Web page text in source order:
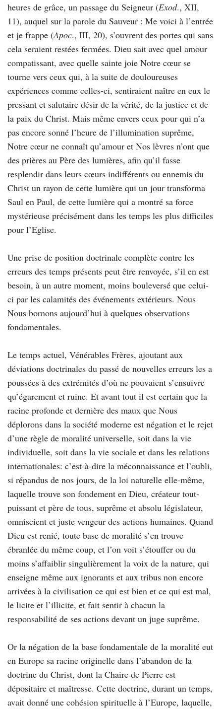
heures de grâce, un passage du Seigneur (Exod., XII,
11), auquel sur la parole du Sauveur : Me voici à l’entrée
et je frappe (Apoc., III, 20), s’ouvrent des portes qui sans
cela seraient restées fermées. Dieu sait avec quel amour
compatissant, avec quelle sainte joie Notre cœur se
tourne vers ceux qui, à la suite de douloureuses
expériences comme celles-ci, sentiraient naître en eux le
pressant et salutaire désir de la vérité, de la justice et de
la paix du Christ. Mais même envers ceux pour qui n’a
pas encore sonné l’heure de l’illumination suprême,
Notre cœur ne connaît qu’amour et Nos lèvres n’ont que
des prières au Père des lumières, afin qu’il fasse
resplendir dans leurs cœurs indifférents ou ennemis du
Christ un rayon de cette lumière qui un jour transforma
Saul en Paul, de cette lumière qui a montré sa force
mystérieuse précisément dans les temps les plus difficiles
pour l’Eglise.
Une prise de position doctrinale complète contre les
erreurs des temps présents peut être renvoyée, s’il en est
besoin, à un autre moment, moins bouleversé que celui-
ci par les calamités des événements extérieurs. Nous
Nous bornons aujourd’hui à quelques observations
fondamentales.
Le temps actuel, Vénérables Frères, ajoutant aux
déviations doctrinales du passé de nouvelles erreurs les a
poussées à des extrémités d’où ne pouvaient s’ensuivre
qu’égarement et ruine. Et avant tout il est certain que la
racine profonde et dernière des maux que Nous
déplorons dans la société moderne est négation et le rejet
d’une règle de moralité universelle, soit dans la vie
individuelle, soit dans la vie sociale et dans les relations
internationales: c’est-à-dire la méconnaissance et l’oubli,
si répandus de nos jours, de la loi naturelle elle-même,
laquelle trouve son fondement en Dieu, créateur tout-
puissant et père de tous, suprême et absolu législateur,
omniscient et juste vengeur des actions humaines. Quand
Dieu est renié, toute base de moralité s’en trouve
ébranlée du même coup, et l’on voit s’étouffer ou du
moins s’affaiblir singulièrement la voix de la nature, qui
enseigne même aux ignorants et aux tribus non encore
arrivées à la civilisation ce qui est bien et ce qui est mal,
le licite et l’illicite, et fait sentir à chacun la
responsabilité de ses actions devant un juge suprême.
Or la négation de la base fondamentale de la moralité eut
en Europe sa racine originelle dans l’abandon de la
doctrine du Christ, dont la Chaire de Pierre est
dépositaire et maîtresse. Cette doctrine, durant un temps,
avait donné une cohésion spirituelle à l’Europe, laquelle,